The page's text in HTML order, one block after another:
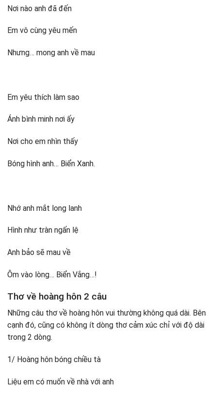
Nơi nào anh đã đến
Em vô cùng yêu mến
Nhưng… mong anh về mau
Em yêu thích làm sao
Ánh bình minh nơi ấy
Nơi cho em nhìn thấy
Bóng hình anh… Biển Xanh.
Nhớ anh mắt long lanh
Hình như tràn ngấn lệ
Anh bảo sẽ mau về
Ôm vào lòng… Biển Vắng…!
Thơ về hoàng hôn 2 câu
Những câu thơ về hoàng hôn vui thường không quá dài. Bên
cạnh đó, cũng có không ít dòng thơ cảm xúc chỉ với độ dài
trong 2 dòng.
1/ Hoàng hôn bóng chiều tà
Liệu em có muốn về nhà với anh